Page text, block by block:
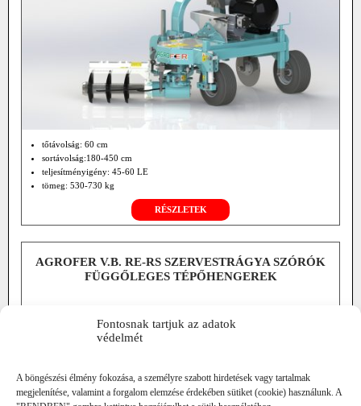
Fontosnak tartjuk az adatok
védelmét
A böngészési élmény fokozása, a személyre szabott hirdetések vagy tartalmak
megjelenítése, valamint a forgalom elemzése érdekében sütiket (cookie) használunk. A
tőtávolság: 60 cm
sortávolság:180-450 cm
teljesítményigény: 45-60 LE
tömeg: 530-730 kg
RÉSZLETEK
AGROFER V.B. RE-RS SZERVESTRÁGYA SZÓRÓK
FÜGGŐLEGES TÉPŐHENGEREK